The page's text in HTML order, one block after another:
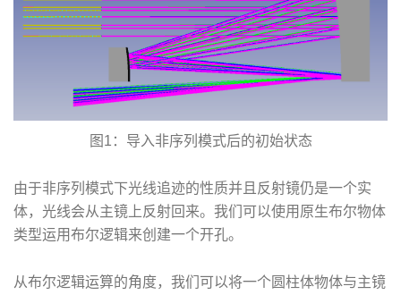
图1：导入非序列模式后的初始状态
由于非序列模式下光线追迹的性质并且反射镜仍是一个实
体，光线会从主镜上反射回来。我们可以使用原生布尔物体
类型运用布尔逻辑来创建一个开孔。
从布尔逻辑运算的角度，我们可以将一个圆柱体物体与主镜